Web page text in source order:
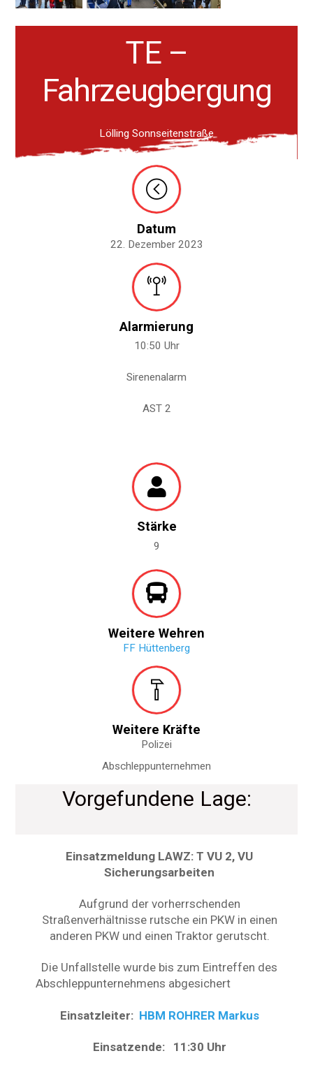
TE –
Fahrzeugbergung
Lölling Sonnseitenstraße
Datum
22. Dezember 2023
Alarmierung
10:50 Uhr
Sirenenalarm
AST 2
Stärke
9
Weitere Wehren
FF Hüttenberg
Weitere Kräfte
Polizei
Abschleppunternehmen
Vorgefundene Lage:
Einsatzmeldung LAWZ: T VU 2, VU
Sicherungsarbeiten
Aufgrund der vorherrschenden
Straßenverhältnisse rutsche ein PKW in einen
anderen PKW und einen Traktor gerutscht.
Die Unfallstelle wurde bis zum Eintreffen des
Abschleppunternehmens abgesichert
Einsatzleiter: HBM ROHRER Markus
Einsatzende: 11:30 Uhr